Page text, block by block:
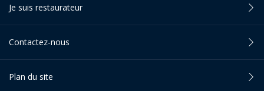
Je suis restaurateur
Contactez-nous
Plan du site